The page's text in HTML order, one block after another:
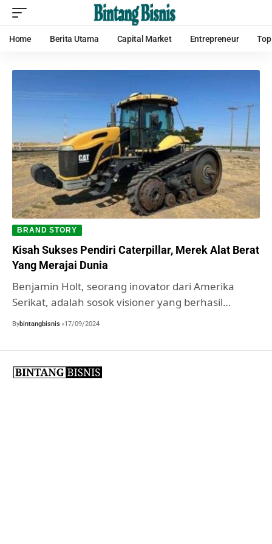
Home Berita Utama Capital Market Entrepreneur
BRAND STORY
Kisah Sukses Pendiri Caterpillar, Merek Alat Berat
Yang Merajai Dunia
Benjamin Holt, seorang inovator dari Amerika
Serikat, adalah sosok visioner yang berhasil…
Bybintangbisnis 17/09/2024